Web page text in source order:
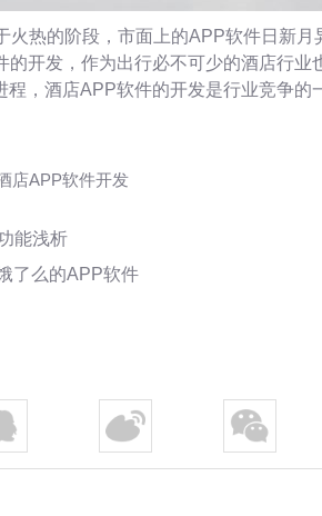
火热的阶段，市面上的APP软件日新月
的开发，作为出行必不可少的酒店行业
，酒店APP软件的开发是行业竞争的
店APP软件开发
能浅析
了么的APP软件